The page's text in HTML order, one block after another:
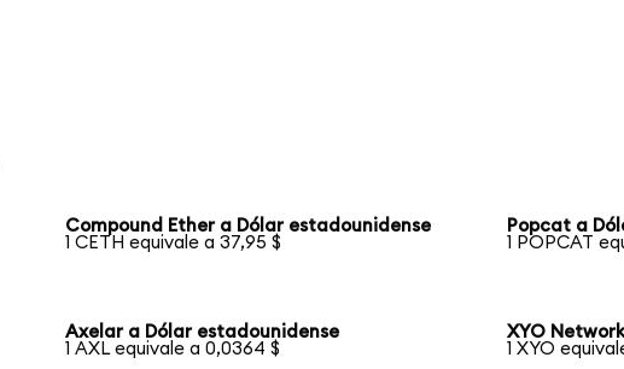
Compound Ether a Dólar estadounidense
1 CETH equivale a 37,95 $
Popcat a
1 POPCAT
Axelar a Dólar estadounidense
1 AXL equivale a 0,0364 $
XYO
1 XYO